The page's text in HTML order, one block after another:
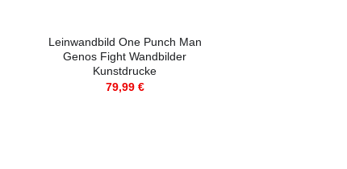
Leinwandbild One Punch Man
Genos Fight Wandbilder
Kunstdrucke
79,99 €